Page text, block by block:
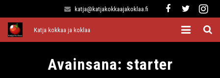
katja@katjakokkaajakoklaa.fi
Katja kokkaa ja koklaa
Avainsana: starter